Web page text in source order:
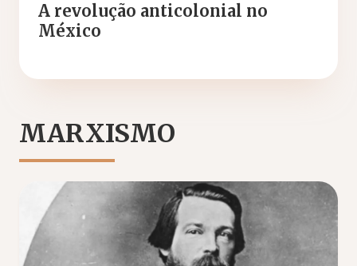
A revolução anticolonial no
México
MARXISMO